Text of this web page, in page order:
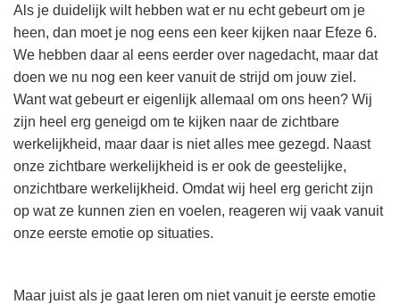
Als je duidelijk wilt hebben wat er nu echt gebeurt om je
heen, dan moet je nog eens een keer kijken naar Efeze 6.
We hebben daar al eens eerder over nagedacht, maar dat
doen we nu nog een keer vanuit de strijd om jouw ziel.
Want wat gebeurt er eigenlijk allemaal om ons heen? Wij
zijn heel erg geneigd om te kijken naar de zichtbare
werkelijkheid, maar daar is niet alles mee gezegd. Naast
onze zichtbare werkelijkheid is er ook de geestelijke,
onzichtbare werkelijkheid. Omdat wij heel erg gericht zijn
op wat ze kunnen zien en voelen, reageren wij vaak vanuit
onze eerste emotie op situaties.
Maar juist als je gaat leren om niet vanuit je eerste emotie